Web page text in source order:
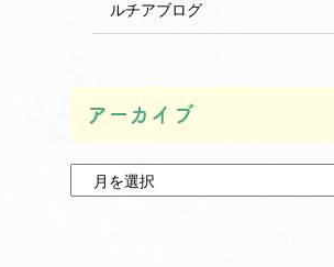
ルチアブログ
アーカイブ